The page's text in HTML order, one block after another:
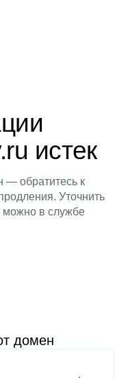
истек
— обратитесь к
Уточнить
можно в службе
домен